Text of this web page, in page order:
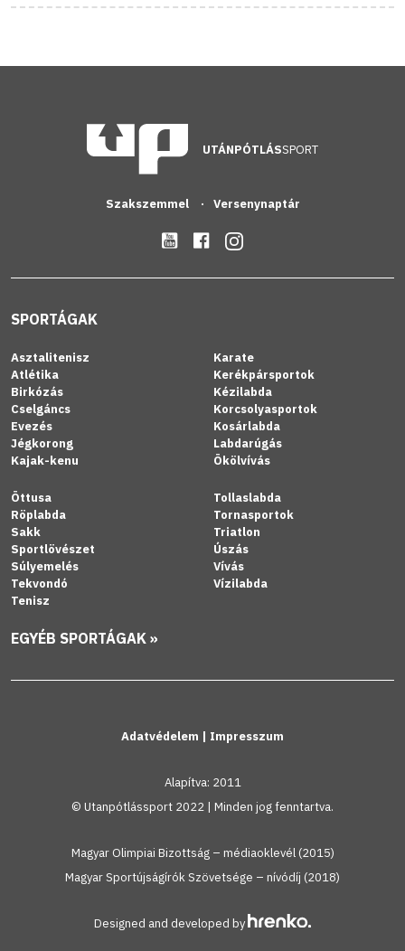
UTÁNPÓTLÁSSPORT
Szakszemmel Versenynaptár
SPORTÁGAK
Asztalitenisz
Atlétika
Birkózás
Cselgáncs
Evezés
Jégkorong
Kajak-kenu
Karate
Kerékpársportok
Kézilabda
Korcsolyasportok
Kosárlabda
Labdarúgás
Ökölvívás
Öttusa
Röplabda
Sakk
Sportlövészet
Súlyemelés
Tekvondó
Tenisz
Tollaslabda
Tornasportok
Triatlon
Úszás
Vívás
Vízilabda
EGYÉB SPORTÁGAK »
Adatvédelem | Impresszum
Alapítva: 2011
© Utanpótlássport 2022 | Minden jog fenntartva.
Magyar Olimpiai Bizottság – médiaoklevél (2015)
Magyar Sportújságírók Szövetsége – nívódíj (2018)
Designed and developed by